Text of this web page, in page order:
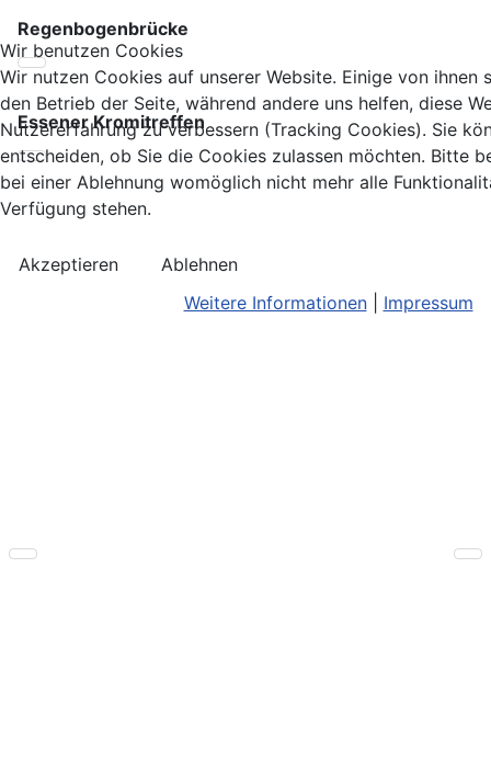
Essener Kromitreffen
Regenbogenbrücke
Wir benutzen Cookies
Wir nutzen Cookies auf unserer Website. Einige von ihnen
den Betrieb der Seite, während andere uns helfen, diese
Nutzererfahrung zu verbessern (Tracking Cookies). Sie
entscheiden, ob Sie die Cookies zulassen möchten. Bitte
bei einer Ablehnung womöglich nicht mehr alle
Verfügung stehen.
Akzeptieren
Ablehnen
Weitere Informationen| Impressum